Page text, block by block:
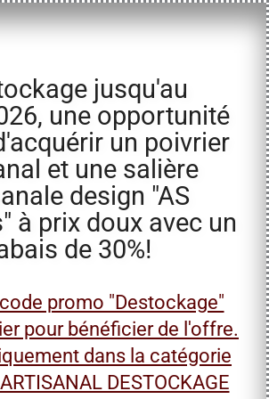
jusqu'au
une opportunité
un poivrier
et une salière
design "AS
à prix doux avec un
de 30%!
promo "Destockage"
pour bénéficier de l'offre.
dans la catégorie
DESTOCKAGE